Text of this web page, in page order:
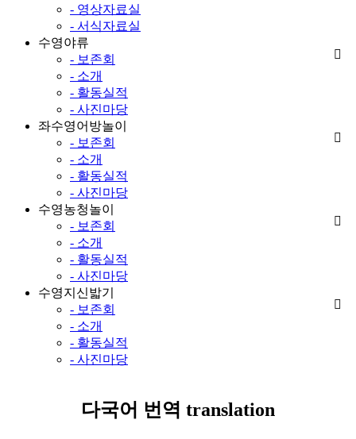
- 영상자료실
- 서식자료실
수영야류
- 보존회
- 소개
- 활동실적
- 사진마당
좌수영어방놀이
- 보존회
- 소개
- 활동실적
- 사진마당
수영농청놀이
- 보존회
- 소개
- 활동실적
- 사진마당
수영지신밟기
- 보존회
- 소개
- 활동실적
- 사진마당
다국어 번역 translation